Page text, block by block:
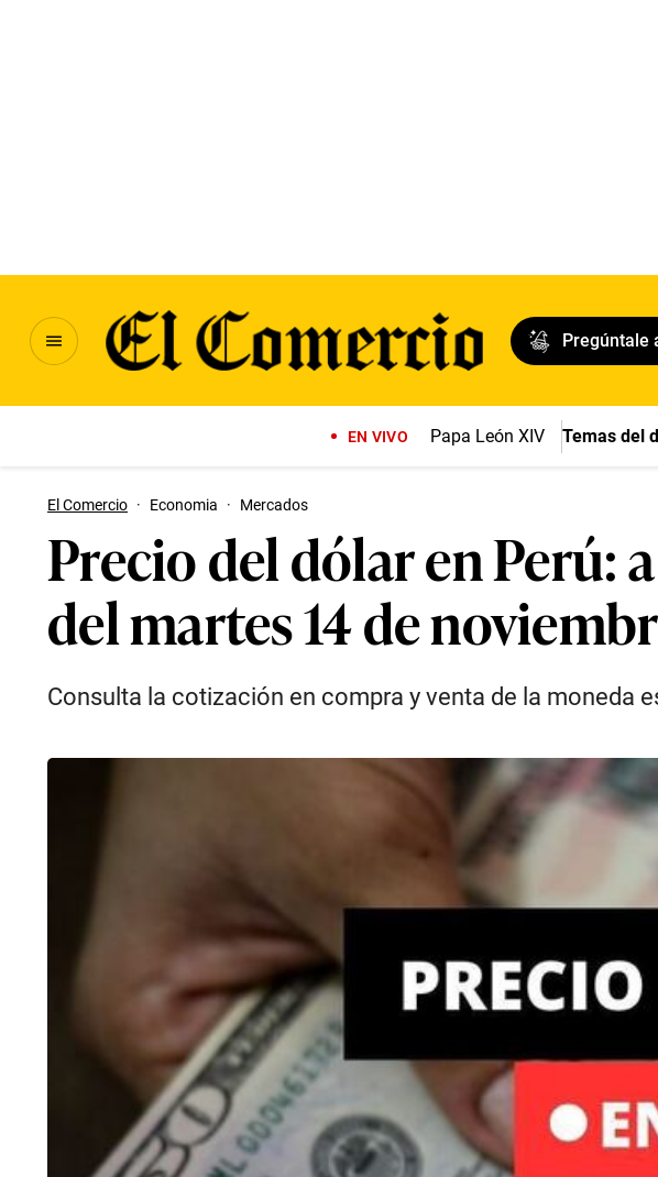
Pregúntale
EN VIVO Papa León XIV Temas del
El Comercio · Economia · Mercados
Precio del dólar en Perú:
del martes 14 de
Consulta la cotización en compra y venta de la moneda